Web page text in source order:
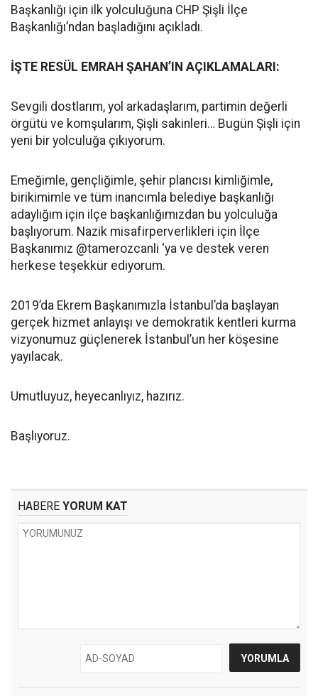
Başkanlığı için ilk yolculuğuna CHP Şişli İlçe
Başkanlığı’ndan başladığını açıkladı.
İŞTE RESÜL EMRAH ŞAHAN’IN AÇIKLAMALARI:
Sevgili dostlarım, yol arkadaşlarım, partimin değerli
örgütü ve komşularım, Şişli sakinleri… Bugün Şişli için
yeni bir yolculuğa çıkıyorum.
Emeğimle, gençliğimle, şehir plancısı kimliğimle,
birikimimle ve tüm inancımla belediye başkanlığı
adaylığım için ilçe başkanlığımızdan bu yolculuğa
başlıyorum. Nazik misafirperverlikleri için İlçe
Başkanımız @tamerozcanli ‘ya ve destek veren
herkese teşekkür ediyorum.
2019’da Ekrem Başkanımızla İstanbul’da başlayan
gerçek hizmet anlayışı ve demokratik kentleri kurma
vizyonumuz güçlenerek İstanbul’un her köşesine
yayılacak.
Umutluyuz, heyecanlıyız, hazırız.
Başlıyoruz.
HABERE YORUM KAT